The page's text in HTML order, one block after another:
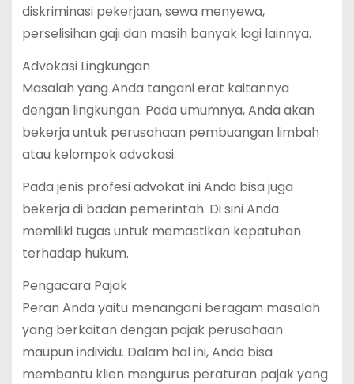
diskriminasi pekerjaan, sewa menyewa,
perselisihan gaji dan masih banyak lagi lainnya.
Advokasi Lingkungan
Masalah yang Anda tangani erat kaitannya
dengan lingkungan. Pada umumnya, Anda akan
bekerja untuk perusahaan pembuangan limbah
atau kelompok advokasi.
Pada jenis profesi advokat ini Anda bisa juga
bekerja di badan pemerintah. Di sini Anda
memiliki tugas untuk memastikan kepatuhan
terhadap hukum.
Pengacara Pajak
Peran Anda yaitu menangani beragam masalah
yang berkaitan dengan pajak perusahaan
maupun individu. Dalam hal ini, Anda bisa
membantu klien mengurus peraturan pajak yang